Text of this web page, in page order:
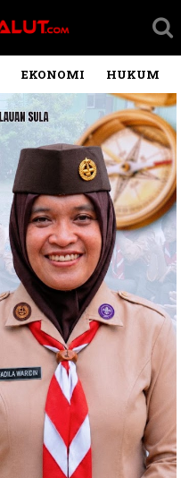
EKONOMI HUKUM